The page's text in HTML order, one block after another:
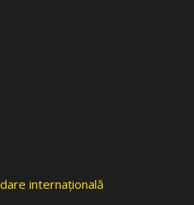
internaţională